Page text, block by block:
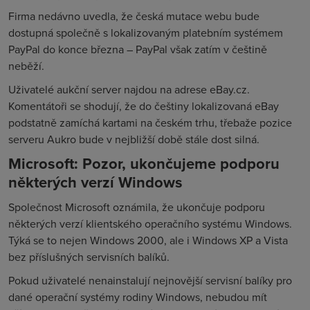
Firma nedávno uvedla, že česká mutace webu bude
dostupná společně s lokalizovaným platebním systémem
PayPal do konce března – PayPal však zatím v češtině
neběží.
Uživatelé aukční server najdou na adrese eBay.cz.
Komentátoři se shodují, že do češtiny lokalizovaná eBay
podstatně zamíchá kartami na českém trhu, třebaže pozice
serveru Aukro bude v nejbližší době stále dost silná.
Microsoft: Pozor, ukončujeme podporu
některých verzí Windows
Společnost Microsoft oznámila, že ukončuje podporu
některých verzí klientského operačního systému Windows.
Týká se to nejen Windows 2000, ale i Windows XP a Vista
bez příslušných servisních balíků.
Pokud uživatelé nenainstalují nejnovější servisní balíky pro
dané operační systémy rodiny Windows, nebudou mít